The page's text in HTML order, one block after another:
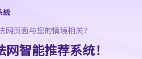
行
非法性行为
网页面与您的情境相关？
智能推荐系统！